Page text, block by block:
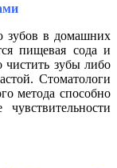
зубов в домашних
пищевая сода и
чистить зубы либо
Стоматологи
метода способно